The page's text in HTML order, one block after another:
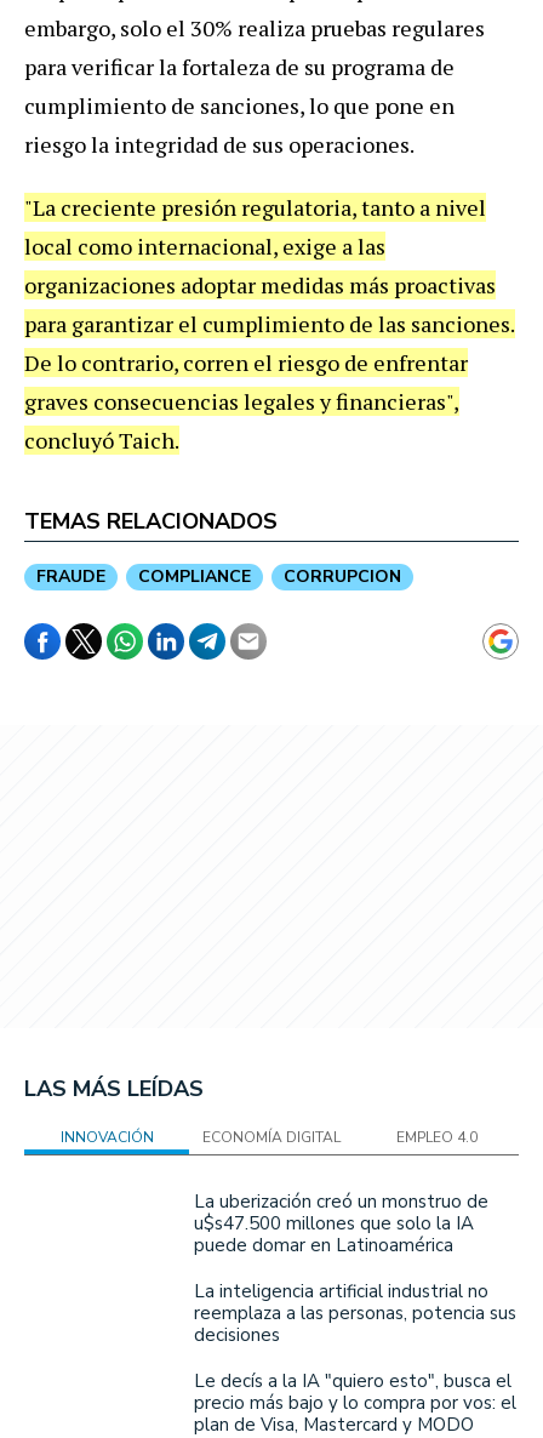
embargo, solo el 30% realiza pruebas regulares
para verificar la fortaleza de su programa de
cumplimiento de sanciones, lo que pone en
riesgo la integridad de sus operaciones.
"La creciente presión regulatoria, tanto a nivel
local como internacional, exige a las
organizaciones adoptar medidas más proactivas
para garantizar el cumplimiento de las sanciones.
De lo contrario, corren el riesgo de enfrentar
graves consecuencias legales y financieras",
concluyó Taich.
TEMAS RELACIONADOS
FRAUDE COMPLIANCE CORRUPCION
LAS MÁS LEÍDAS
INNOVACIÓN ECONOMÍA DIGITAL EMPLEO 4.0
La uberización creó un monstruo de
u$s47.500 millones que solo la IA
puede domar en Latinoamérica
La inteligencia artificial industrial no
reemplaza a las personas, potencia sus
decisiones
Le decís a la IA "quiero esto", busca el
precio más bajo y lo compra por vos: el
plan de Visa, Mastercard y MODO